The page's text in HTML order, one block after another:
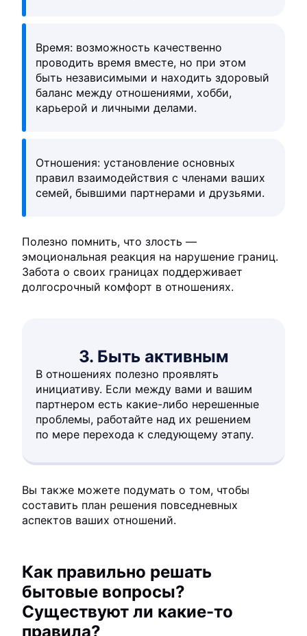
Время: возможность качественно
проводить время вместе, но при этом
быть независимыми и находить здоровый
баланс между отношениями, хобби,
карьерой и личными делами.
Отношения: установление основных
правил взаимодействия с членами ваших
семей, бывшими партнерами и друзьями.
Полезно помнить, что злость —
эмоциональная реакция на нарушение границ.
Забота о своих границах поддерживает
долгосрочный комфорт в отношениях.
3. Быть активным
В отношениях полезно проявлять
инициативу. Если между вами и вашим
партнером есть какие-либо нерешенные
проблемы, работайте над их решением
по мере перехода к следующему этапу.
Вы также можете подумать о том, чтобы
составить план решения повседневных
аспектов ваших отношений.
Как правильно решать
бытовые вопросы?
Существуют ли какие-то
правила?